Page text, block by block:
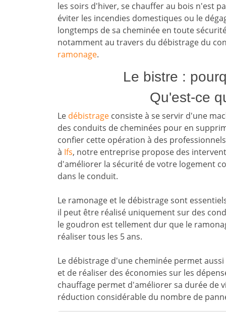
les soirs d'hiver, se chauffer au bois n'est
éviter les incendies domestiques ou le
longtemps de sa cheminée en toute
notamment au travers du débistrage du
ramonage.
Le bistre :
Qu'est-ce
Le débistrage consiste à se servir d'une
des conduits de cheminées pour en
confier cette opération à des
à Ifs, notre entreprise propose des
d'améliorer la sécurité de votre logement
dans le conduit.
Le ramonage et le débistrage sont
il peut être réalisé uniquement sur des
le goudron est tellement dur que le
réaliser tous les 5 ans.
Le débistrage d'une cheminée permet
et de réaliser des économies sur les
chauffage permet d'améliorer sa durée de
réduction considérable du nombre de